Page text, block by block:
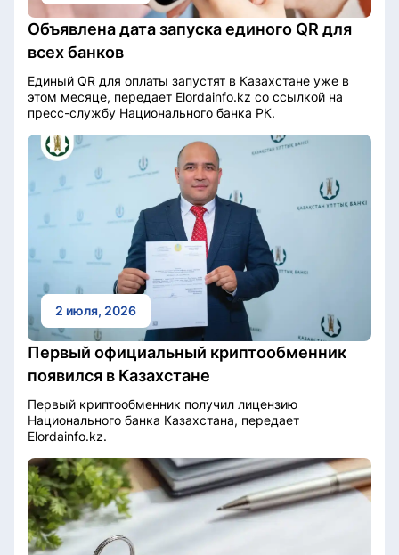
Объявлена дата запуска единого QR для
всех банков
Единый QR для оплаты запустят в Казахстане уже в
этом месяце, передает Elordainfo.kz со ссылкой на
пресс-службу Национального банка РК.
2 июля, 2026
Первый официальный криптообменник
появился в Казахстане
Первый криптообменник получил лицензию
Национального банка Казахстана, передает
Elordainfo.kz.